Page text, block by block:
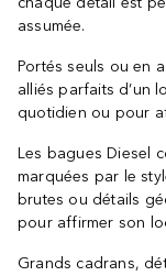
assumée.
Portés seuls ou en
alliés parfaits d’un
quotidien ou pour
Les bagues Diesel
marquées par le
brutes ou détails
pour affirmer son
Grands cadrans,